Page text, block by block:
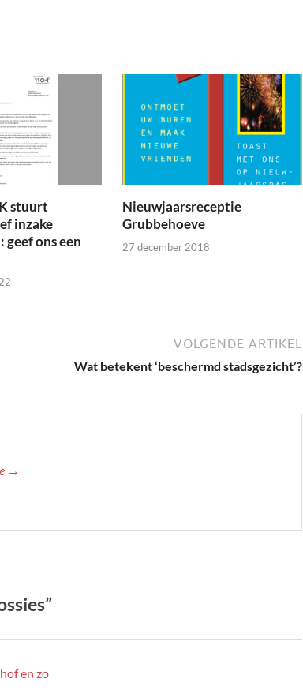
stuurt
inzake
ons een
Nieuwjaarsreceptie
Grubbehoeve
27 december 2018
VOLGENDE ARTIKEL
Wat betekent ‘beschermd stadsgezicht’?
→
en zo